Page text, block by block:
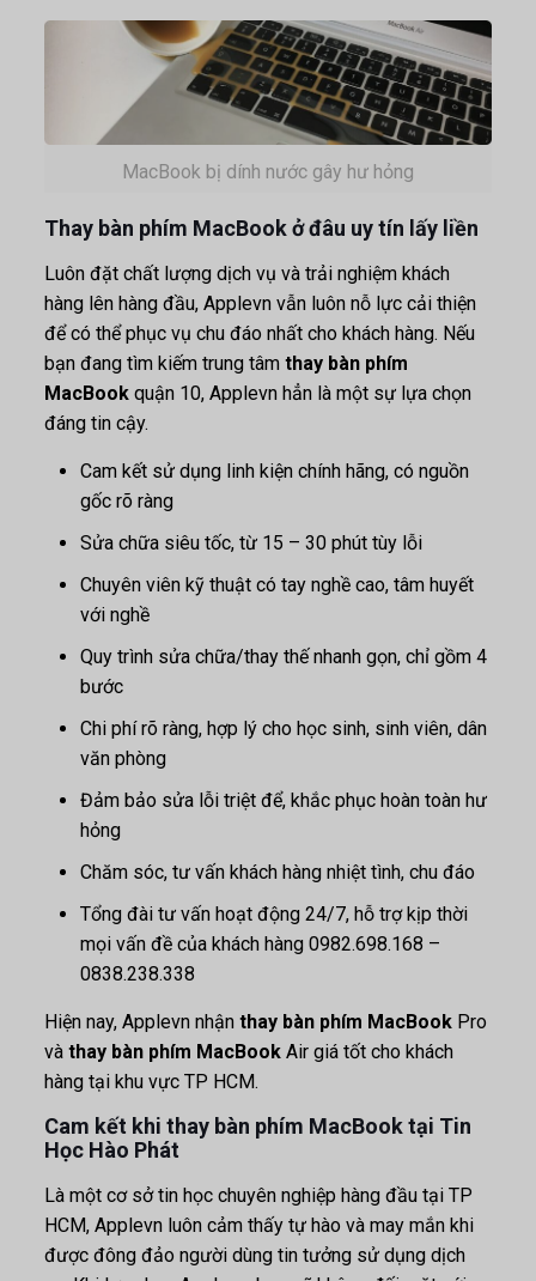
MacBook bị dính nước gây hư hỏng
Thay bàn phím MacBook ở đâu uy tín lấy liền
Luôn đặt chất lượng dịch vụ và trải nghiệm khách
hàng lên hàng đầu, Applevn vẫn luôn nỗ lực cải thiện
để có thể phục vụ chu đáo nhất cho khách hàng. Nếu
bạn đang tìm kiếm trung tâm thay bàn phím
MacBookquận 10, Applevn hẳn là một sự lựa chọn
đáng tin cậy.
Cam kết sử dụng linh kiện chính hãng, có nguồn
gốc rõ ràng
Sửa chữa siêu tốc, từ 15 – 30 phút tùy lỗi
Chuyên viên kỹ thuật có tay nghề cao, tâm huyết
với nghề
Quy trình sửa chữa/thay thế nhanh gọn, chỉ gồm 4
bước
Chi phí rõ ràng, hợp lý cho học sinh, sinh viên, dân
văn phòng
Đảm bảo sửa lỗi triệt để, khắc phục hoàn toàn hư
hỏng
Chăm sóc, tư vấn khách hàng nhiệt tình, chu đáo
Tổng đài tư vấn hoạt động 24/7, hỗ trợ kịp thời
mọi vấn đề của khách hàng 0982.698.168 –
0838.238.338
Hiện nay, Applevn nhậnthay bàn phím MacBook Pro
và thay bàn phím MacBookAir giá tốt cho khách
hàng tại khu vực TP HCM.
Cam kết khi thay bàn phím MacBook tại Tin
Học Hào Phát
Là một cơ sở tin học chuyên nghiệp hàng đầu tại TP
HCM, Applevn luôn cảm thấy tự hào và may mắn khi
được đông đảo người dùng tin tưởng sử dụng dịch